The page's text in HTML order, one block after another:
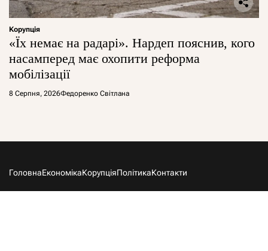
Корупція
«Їх немає на радарі». Нардеп пояснив, кого
насамперед має охопити реформа
мобілізації
8 Серпня, 2026Федоренко Світлана
ГоловнаЕкономікаКорупціяПолітикаКонтакти